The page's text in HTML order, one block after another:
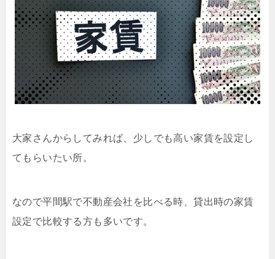
大家さんからしてみれば、少しでも高い家賃を設定し
てもらいたい所。
なので平間駅で不動産会社を比べる時、貸出時の家賃
設定で比較する方も多いです。